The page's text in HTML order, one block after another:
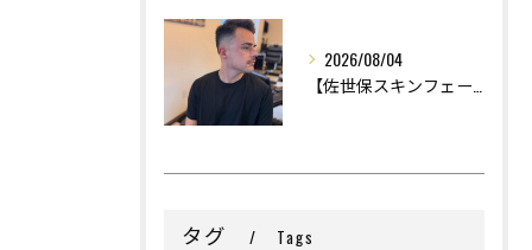
2026/08/04
タグ Tags